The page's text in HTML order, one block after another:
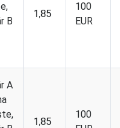
B
1,85
100
EUR
A
1,85
100